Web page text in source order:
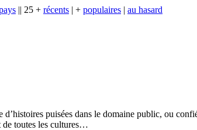
|| 25 + récents | + populaires | au hasard
puisées dans le domaine public, ou
de toutes les cultures